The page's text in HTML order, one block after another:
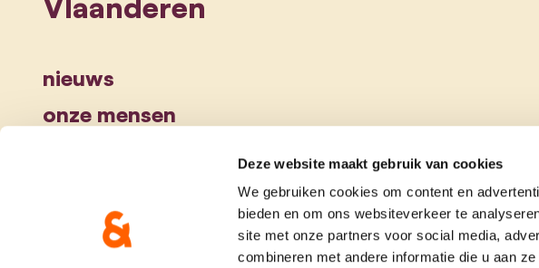
Deze website maakt gebruik van cookies
We gebruiken cookies om content en
bieden en om ons websiteverkeer te
site met onze partners voor social media,
combineren met andere informatie die u aan
nieuws
onze mensen